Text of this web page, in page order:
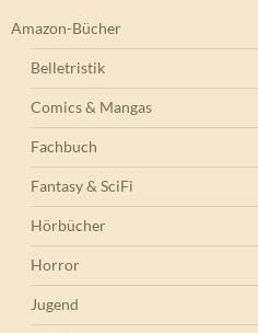
Amazon-Bücher
Belletristik
Comics & Mangas
Fachbuch
Fantasy & SciFi
Hörbücher
Horror
Jugend